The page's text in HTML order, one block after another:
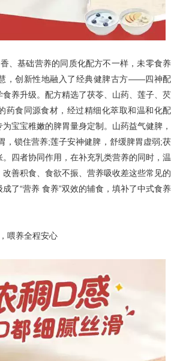
、基础营养的同质化配方不一样，未零食养
，创新性地融入了经典健脾古方——四神配
养升级。配方精选了茯苓、山药、莲子、芡
药食同源食材，经过精细化萃取和温和化配
宝宝稚嫩的脾胃量身定制。山药益气健脾，
，锁住营养;莲子安神健脾，舒缓脾胃虚弱;茯
四者协同作用，在补充乳类营养的同时，温
善积食、食欲不振、营养吸收差这些常见的
了“营养 食养”双效的辅食，填补了中式食养
喂养全程安心